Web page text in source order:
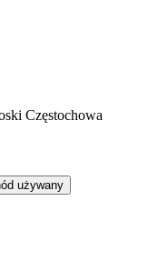
Częstochowa
używany